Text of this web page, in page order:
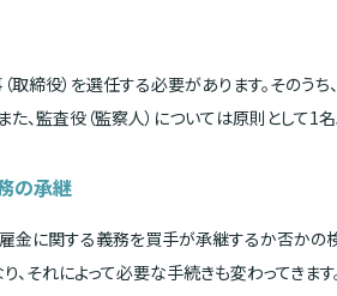
締役）を選任する必要があります。そのう
、監査役（監察人）については原則として1
の承継
金に関する義務を買手が承継するか否かの
それによって必要な手続きも変わってきま